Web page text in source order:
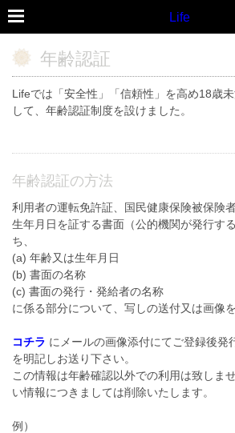
Life
年齢認証
Lifeでは「安全性」「信頼性」を高め18歳
して、年齢認証制度を設けました。
年齢認証の方法
利用者の運転免許証、国民健康保険被保険
生年月日を証する書面（公的機関が発行す
ち、
(a) 年齢又は生年月日
(b) 書面の名称
(c) 書面の発行・発給者の名称
に係る部分について、写しの送付又は画像
コチラ にメールの画像添付にてご登録後発
を明記しお送り下さい。
この情報は年齢確認以外での利用は致しま
い情報につきましては削除いたします。
例）